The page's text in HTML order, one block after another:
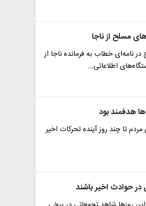
مسلح از ناجا
نامه‌ای خطاب به فرمانده ناجا از
اطلاعاتی…
تا چند روز آینده تحرکات اخیر
حوادث اخیر باشند